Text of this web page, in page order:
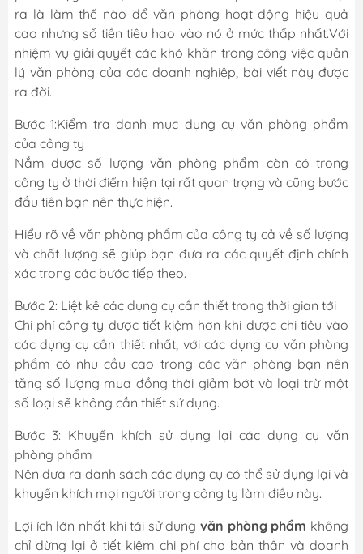
ra là làm thế nào để văn phòng hoạt động hiệu quả
cao nhưng số tiền tiêu hao vào nó ở mức thấp nhất.Với
nhiệm vụ giải quyết các khó khăn trong công việc quản
lý văn phòng của các doanh nghiệp, bài viết này được
ra đời.
Bước 1:Kiểm tra danh mục dụng cụ văn phòng phẩm
của công ty
Nắm được số lượng văn phòng phẩm còn có trong
công ty ở thời điểm hiện tại rất quan trọng và cũng bước
đầu tiên bạn nên thực hiện.
Hiểu rõ về văn phòng phẩm của công ty cả về số lượng
và chất lượng sẽ giúp bạn đưa ra các quyết định chính
xác trong các bước tiếp theo.
Bước 2: Liệt kê các dụng cụ cần thiết trong thời gian tới
Chi phí công ty được tiết kiệm hơn khi được chi tiêu vào
các dụng cụ cần thiết nhất, với các dụng cụ văn phòng
phẩm có nhu cầu cao trong các văn phòng bạn nên
tăng số lượng mua đồng thời giảm bớt và loại trừ một
số loại sẽ không cần thiết sử dụng.
Bước 3: Khuyến khích sử dụng lại các dụng cụ văn
phòng phẩm
Nên đưa ra danh sách các dụng cụ có thể sử dụng lại và
khuyến khích mọi người trong công ty làm điều này.
Lợi ích lớn nhất khi tái sử dụngvăn phòng phẩm không
chỉ dừng lại ở tiết kiệm chi phí cho bản thân và doanh